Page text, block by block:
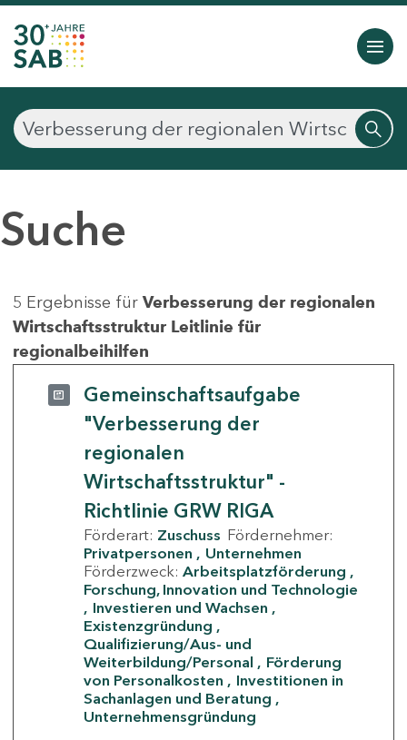
Suche
5 Ergebnisse für Verbesserung der regionalen
Wirtschaftsstruktur Leitlinie für
regionalbeihilfen
Gemeinschaftsaufgabe
"Verbesserung der
regionalen
Wirtschaftsstruktur" -
Richtlinie GRW RIGA
Förderart: Zuschuss Fördernehmer:
Privatpersonen
Unternehmen
Förderzweck: Arbeitsplatzförderung
Forschung, Innovation und Technologie
Investieren und Wachsen
Existenzgründung
Qualifizierung/Aus- und
Weiterbildung/Personal
Förderung
von Personalkosten
Investitionen in
Sachanlagen und Beratung
Unternehmensgründung